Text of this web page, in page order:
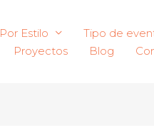
Por Estilo Tipo de
Proyectos Blog